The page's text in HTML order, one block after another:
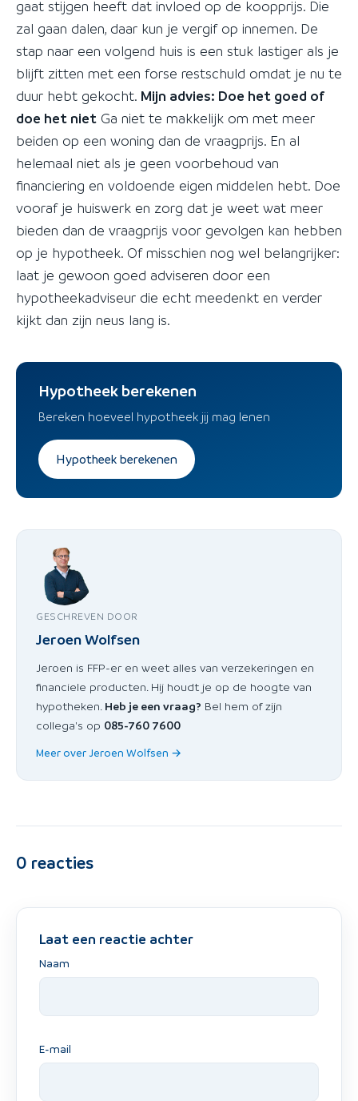
gaat stijgen heeft dat invloed op de koopprijs. Die
zal gaan dalen, daar kun je vergif op innemen. De
stap naar een volgend huis is een stuk lastiger als je
blijft zitten met een forse restschuld omdat je nu te
duur hebt gekocht. Mijn advies: Doe het goed of
doe het niet Ga niet te makkelijk om met meer
beiden op een woning dan de vraagprijs. En al
helemaal niet als je geen voorbehoud van
financiering en voldoende eigen middelen hebt. Doe
vooraf je huiswerk en zorg dat je weet wat meer
bieden dan de vraagprijs voor gevolgen kan hebben
op je hypotheek. Of misschien nog wel belangrijker:
laat je gewoon goed adviseren door een
hypotheekadviseur die echt meedenkt en verder
kijkt dan zijn neus lang is.
Hypotheek berekenen
Bereken hoeveel hypotheek jij mag lenen
Hypotheek berekenen
GESCHREVEN DOOR
Jeroen Wolfsen
Jeroen is FFP-er en weet alles van verzekeringen en
financiele producten. Hij houdt je op de hoogte van
hypotheken. Heb je een vraag? Bel hem of zijn
collega's op 085-760 7600
Meer over Jeroen Wolfsen →
0 reacties
Laat een reactie achter
Naam
E-mail